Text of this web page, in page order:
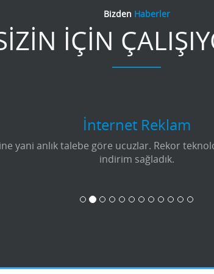
Bizden Haberler
İÇİN
İnternet Reklam
yani anlık talebe göre ucuzlar. Rekor
indirim sağladık.